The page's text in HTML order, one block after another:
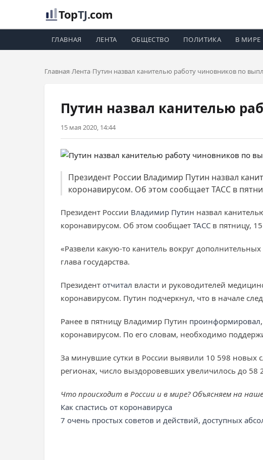
TopTJ.com
ГЛАВНАЯ ЛЕНТА ОБЩЕСТВО ПОЛИТИКА В МИРЕ
Главная Лента Путин назвал канителью работу чиновников по
Путин назвал канителью
15 мая 2020, 14:44
Президент России Владимир Путин назвал
коронавирусом. Об этом сообщает ТАСС в
Президент России Владимир Путин назвал
коронавирусом. Об этом сообщает ТАСС в пятницу,
«Развели какую-то канитель вокруг
глава государства.
Президент отчитал власти и руководителей
коронавирусом. Путин подчеркнул, что в начале
Ранее в пятницу Владимир Путин проинформировал
коронавирусом. По его словам, необходимо
За минувшие сутки в России выявили 10 598 новых
регионах, число выздоровевших увеличилось до 58
Что происходит в России и в мире? Объясняем на
Как спастись от коронавируса
7 очень простых советов и действий, доступных